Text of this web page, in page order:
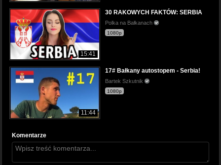
15:41
30 RAKOWYCH FAKTÓW: SERBIA
Polka na Bałkanach
1080p
11:44
17# Bałkany autostopem - Serbia!
Bartek Szkutnik
1080p
Komentarze